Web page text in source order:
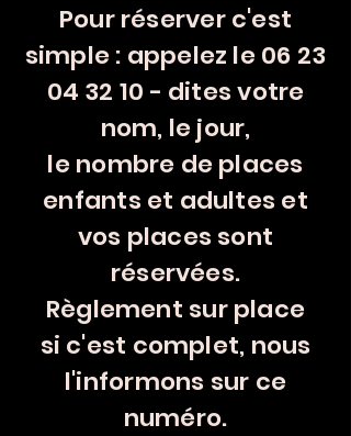
Pour réserver c'est
simple : appelez le06 23
04 32 10 - dites votre
nom, le jour,
le nombre de places
enfants et adultes et
vos places sont
réservées.
Règlement sur place
si c'est complet, nous
l'informons sur ce
numéro.